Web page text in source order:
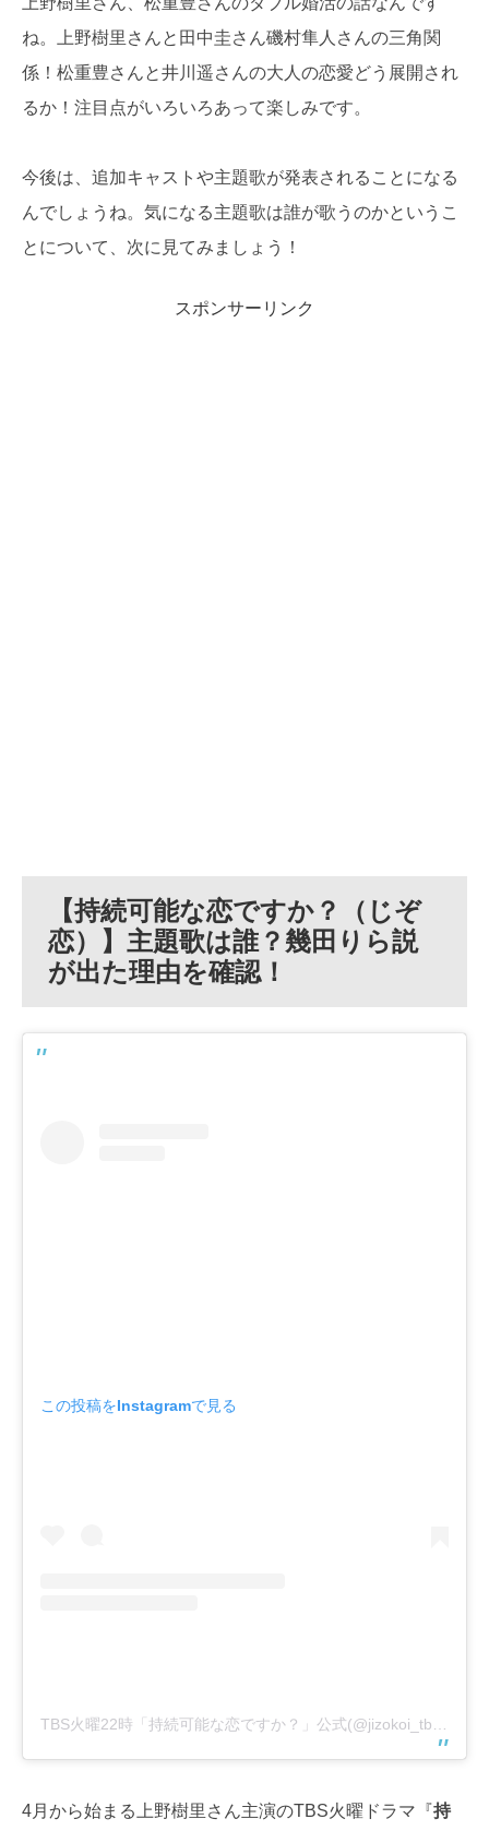
ね。上野樹里さんと田中圭さん磯村隼人さんの三角関
係！松重豊さんと井川遥さんの大人の恋愛どう展開され
るか！注目点がいろいろあって楽しみです。
今後は、追加キャストや主題歌が発表されることになる
んでしょうね。気になる主題歌は誰が歌うのかというこ
とについて、次に見てみましょう！
スポンサーリンク
【持続可能な恋ですか？（じぞ
恋）】主題歌は誰？幾田りら説
が出た理由を確認！
この投稿をInstagramで見る
4月から始まる上野樹里さん主演のTBS火曜ドラマ『持